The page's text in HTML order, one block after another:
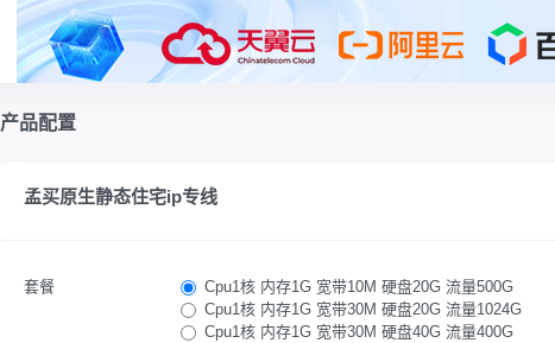
产品配置
孟买原生静态住宅ip专线
套餐
Cpu1核 内存1G 宽带10M 硬盘20G 流量500G
Cpu1核 内存1G 宽带30M 硬盘20G 流量1024G
Cpu1核 内存1G 宽带30M 硬盘40G 流量400G